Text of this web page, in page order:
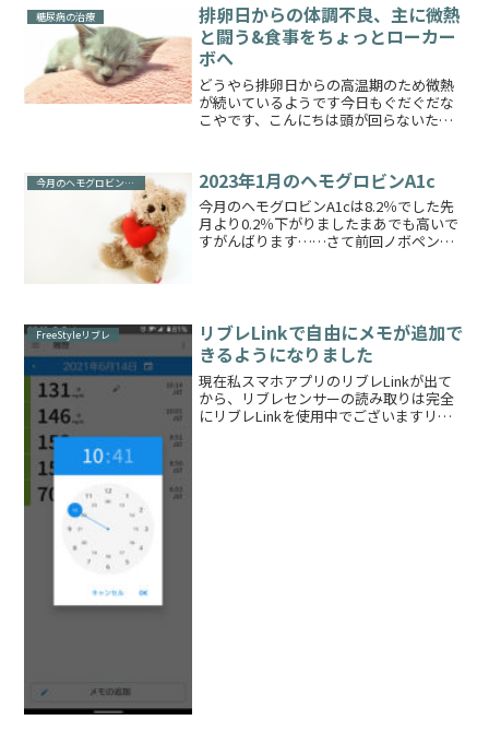
糖尿病の治療
排卵日からの体調不良、主に微熱
と闘う&食事をちょっとローカー
ボへ
どうやら排卵日からの高温期のため微熱
が続いているようです今日もぐだぐだな
こやです、こんにちは頭が回らないため
剤を2、3日と１度だけカロナールを服用
しました高温期？でも...
今月のヘモグロビンA1c 2023年1月のヘモグロビンA1c
今月のヘモグロビンA1cは8.2％でした先
月より0.2％下がりましたまあでも高いで
すがんばります……さて前回ノボペンが
FreeStyleリブレ
リブレLinkで自由にメモが追加で
きるようになりました
現在私スマホアプリのリブレLinkが出て
から、リブレセンサーの読み取りは完全
にリブレLinkを使用中でございますリー